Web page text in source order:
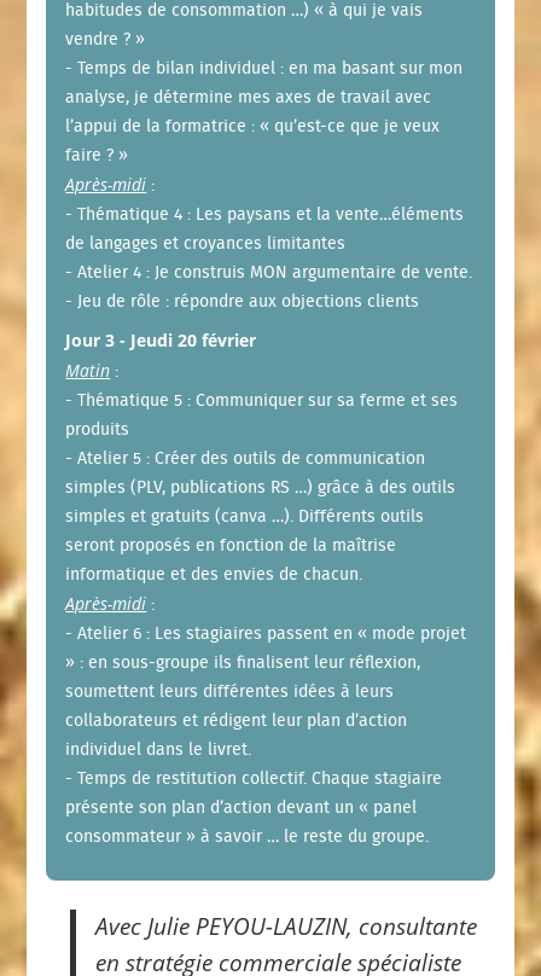
habitudes de consommation …) « à qui je vais
vendre ? »
- Temps de bilan individuel : en ma basant sur mon
analyse, je détermine mes axes de travail avec
l’appui de la formatrice : « qu’est-ce que je veux
faire ? »
Après-midi :
- Thématique 4 : Les paysans et la vente…éléments
de langages et croyances limitantes
- Atelier 4 : Je construis MON argumentaire de vente.
- Jeu de rôle : répondre aux objections clients
Jour 3 - Jeudi 20 février
Matin :
- Thématique 5 : Communiquer sur sa ferme et ses
produits
- Atelier 5 : Créer des outils de communication
simples (PLV, publications RS …) grâce à des outils
simples et gratuits (canva …). Différents outils
seront proposés en fonction de la maîtrise
informatique et des envies de chacun.
Après-midi :
- Atelier 6 : Les stagiaires passent en « mode projet
» : en sous-groupe ils finalisent leur réflexion,
soumettent leurs différentes idées à leurs
collaborateurs et rédigent leur plan d’action
individuel dans le livret.
- Temps de restitution collectif. Chaque stagiaire
présente son plan d’action devant un « panel
consommateur » à savoir … le reste du groupe.
Avec Julie PEYOU-LAUZIN, consultante
en stratégie commerciale spécialiste